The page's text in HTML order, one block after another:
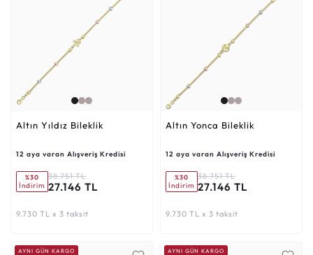
Altın Yıldız Bileklik
12 aya varan Alışveriş Kredisi
%30
İndirim
38.751 TL
27.146 TL
9.730 TL x 3 taksit
Altın Yonca Bileklik
12 aya varan Alışveriş Kredisi
%30
İndirim
38.751 TL
27.146 TL
9.730 TL x 3 taksit
AYNI GÜN KARGO AYNI GÜN KARGO